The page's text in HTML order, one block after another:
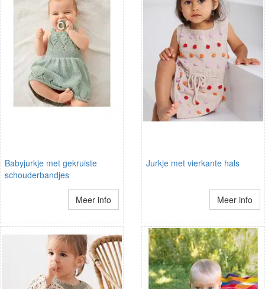
Babyjurkje met gekruiste
schouderbandjes
Meer info
Jurkje met vierkante hals
Meer info